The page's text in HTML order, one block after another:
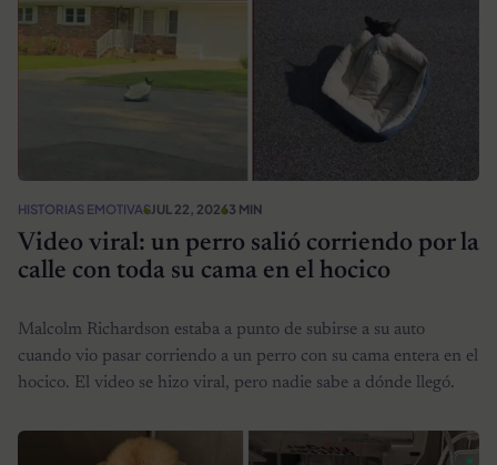
HISTORIAS EMOTIVASJUL 22, 20263 MIN
Video viral: un perro salió corriendo por la
calle con toda su cama en el hocico
Malcolm Richardson estaba a punto de subirse a su auto
cuando vio pasar corriendo a un perro con su cama entera en el
hocico. El video se hizo viral, pero nadie sabe a dónde llegó.